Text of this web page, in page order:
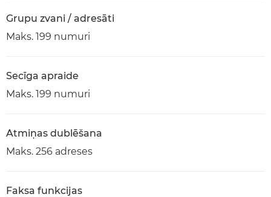
Grupu zvani / adresāti
Maks. 199 numuri
Secīga apraide
Maks. 199 numuri
Atmiņas dublēšana
Maks. 256 adreses
Faksa funkcijas